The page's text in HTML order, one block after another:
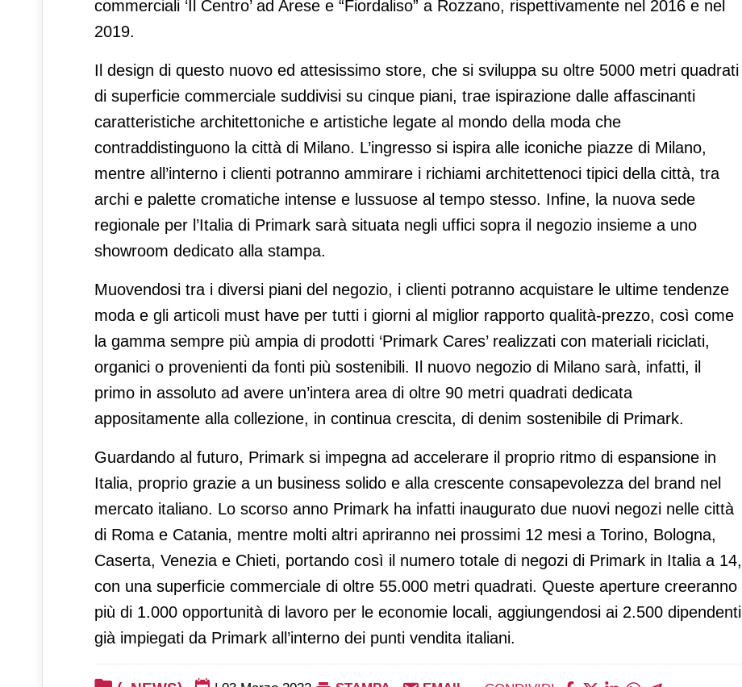
commerciali ‘Il Centro’ ad Arese e “Fiordaliso” a Rozzano, rispettivamente nel 2016 e nel
2019.
Il design di questo nuovo ed attesissimo store, che si sviluppa su oltre 5000 metri quadrati
di superficie commerciale suddivisi su cinque piani, trae ispirazione dalle affascinanti
caratteristiche architettoniche e artistiche legate al mondo della moda che
contraddistinguono la città di Milano. L’ingresso si ispira alle iconiche piazze di Milano,
mentre all’interno i clienti potranno ammirare i richiami architettenoci tipici della città, tra
archi e palette cromatiche intense e lussuose al tempo stesso. Infine, la nuova sede
regionale per l’Italia di Primark sarà situata negli uffici sopra il negozio insieme a uno
showroom dedicato alla stampa.
Muovendosi tra i diversi piani del negozio, i clienti potranno acquistare le ultime tendenze
moda e gli articoli must have per tutti i giorni al miglior rapporto qualità-prezzo, così come
la gamma sempre più ampia di prodotti ‘Primark Cares’ realizzati con materiali riciclati,
organici o provenienti da fonti più sostenibili. Il nuovo negozio di Milano sarà, infatti, il
primo in assoluto ad avere un’intera area di oltre 90 metri quadrati dedicata
appositamente alla collezione, in continua crescita, di denim sostenibile di Primark.
Guardando al futuro, Primark si impegna ad accelerare il proprio ritmo di espansione in
Italia, proprio grazie a un business solido e alla crescente consapevolezza del brand nel
mercato italiano. Lo scorso anno Primark ha infatti inaugurato due nuovi negozi nelle città
di Roma e Catania, mentre molti altri apriranno nei prossimi 12 mesi a Torino, Bologna,
Caserta, Venezia e Chieti, portando così il numero totale di negozi di Primark in Italia a 14,
con una superficie commerciale di oltre 55.000 metri quadrati. Queste aperture creeranno
più di 1.000 opportunità di lavoro per le economie locali, aggiungendosi ai 2.500 dipendenti
già impiegati da Primark all’interno dei punti vendita italiani.